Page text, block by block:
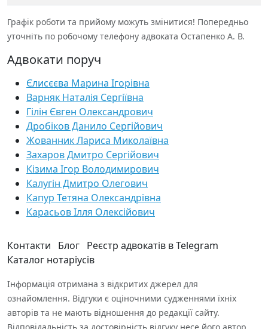
Графік роботи та прийому можуть змінитися! Попередньо
уточніть по робочому телефону адвоката Остапенко А. В.
Адвокати поруч
Єлисєєва Марина Ігорівна
Варняк Наталія Сергіївна
Гілін Євген Олександрович
Дробіков Данило Сергійович
Жованник Лариса Миколаївна
Захаров Дмитро Сергійович
Кізима Ігор Володимирович
Калугін Дмитро Олегович
Капур Тетяна Олександрівна
Карасьов Ілля Олексійович
Контакти Блог Реєстр адвокатів в Telegram
Каталог нотаріусів
Інформація отримана з відкритих джерел для
ознайомлення. Відгуки є оціночними судженнями їхніх
авторів та не мають відношення до редакції сайту.